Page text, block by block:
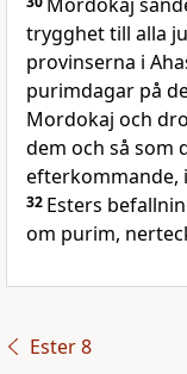
trygghet till alla
provinserna i
purimdagar på
Mordokaj och
dem och så som
efterkommande,
32 Esters
om purim,
Ester 8